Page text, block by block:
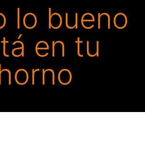
lo bueno
en tu